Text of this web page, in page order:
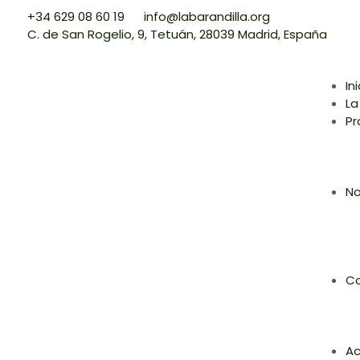
+34 629 08 60 19
info@labarandilla.org
C. de San Rogelio, 9, Tetuán, 28039 Madrid, España